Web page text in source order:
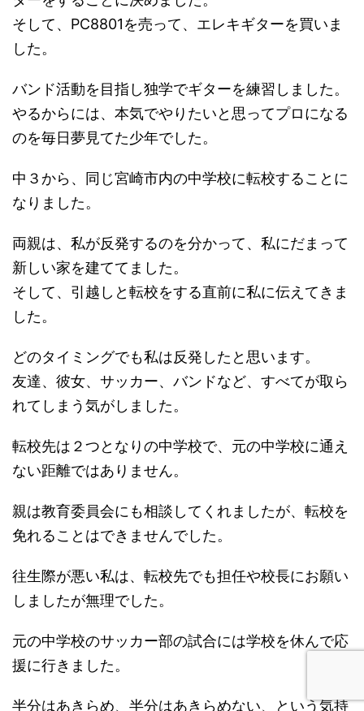
そして、PC8801を売って、エレキギターを買いま
した。
バンド活動を目指し独学でギターを練習しました。
やるからには、本気でやりたいと思ってプロになる
のを毎日夢見てた少年でした。
中３から、同じ宮崎市内の中学校に転校することに
なりました。
両親は、私が反発するのを分かって、私にだまって
新しい家を建ててました。
そして、引越しと転校をする直前に私に伝えてきま
した。
どのタイミングでも私は反発したと思います。
友達、彼女、サッカー、バンドなど、すべてが取ら
れてしまう気がしました。
転校先は２つとなりの中学校で、元の中学校に通え
ない距離ではありません。
親は教育委員会にも相談してくれましたが、転校を
免れることはできませんでした。
往生際が悪い私は、転校先でも担任や校長にお願い
しましたが無理でした。
元の中学校のサッカー部の試合には学校を休んで応
援に行きました。
半分はあきらめ、半分はあきらめない、という気持